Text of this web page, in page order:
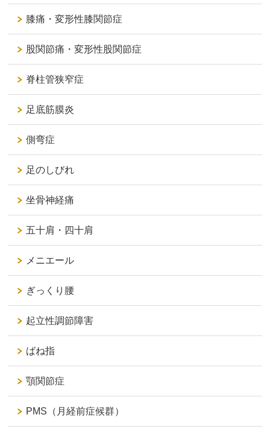
膝痛・変形性膝関節症
股関節痛・変形性股関節症
脊柱管狭窄症
足底筋膜炎
側弯症
足のしびれ
坐骨神経痛
五十肩・四十肩
メニエール
ぎっくり腰
起立性調節障害
ばね指
顎関節症
PMS（月経前症候群）